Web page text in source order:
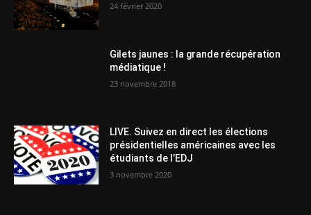
24 février 2020
Gilets jaunes : la grande récupération
médiatique !
23 novembre 2018
LIVE. Suivez en direct les élections
présidentielles américaines avec les
étudiants de l’EDJ
3 novembre 2020